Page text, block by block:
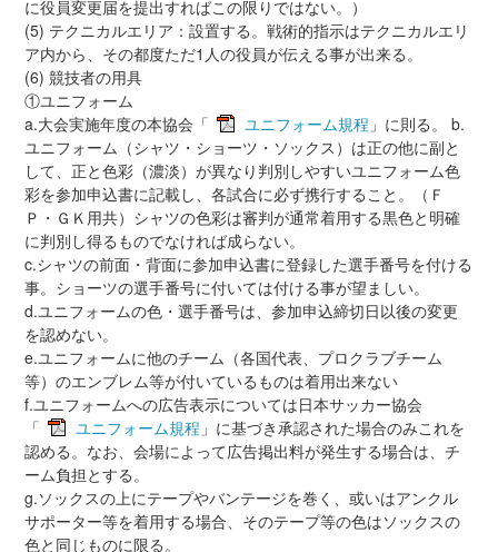
に役員変更届を提出すればこの限りではない。）
(5) テクニカルエリア：設置する。戦術的指示はテクニカルエリ
ア内から、その都度ただ1人の役員が伝える事が出来る。
(6) 競技者の用具
①ユニフォーム
a.大会実施年度の本協会「
ユニフォーム規程 」に則る。 b.
ユニフォーム（シャツ・ショーツ・ソックス）は正の他に副と
して、正と色彩（濃淡）が異なり判別しやすいユニフォーム色
彩を参加申込書に記載し、各試合に必ず携行すること。（Ｆ
Ｐ・ＧＫ用共）シャツの色彩は審判が通常着用する黒色と明確
に判別し得るものでなければ成らない。
c.シャツの前面・背面に参加申込書に登録した選手番号を付ける
事。ショーツの選手番号に付いては付ける事が望ましい。
d.ユニフォームの色・選手番号は、参加申込締切日以後の変更
を認めない。
e.ユニフォームに他のチーム（各国代表、プロクラブチーム
等）のエンブレム等が付いているものは着用出来ない
f.ユニフォームへの広告表示については日本サッカー協会
「
ユニフォーム規程 」に基づき承認された場合のみこれを
認める。なお、会場によって広告掲出料が発生する場合は、チ
ーム負担とする。
g.ソックスの上にテープやバンテージを巻く、或いはアンクル
サポーター等を着用する場合、そのテープ等の色はソックスの
色と同じものに限る。